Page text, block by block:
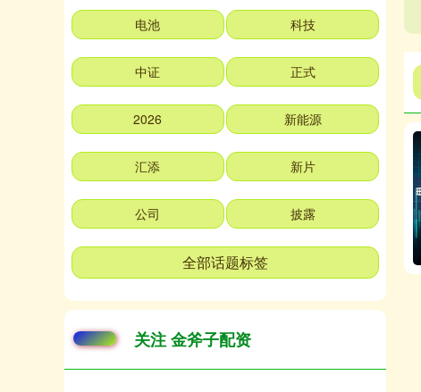
电池 科技
中证 正式
2026 新能源
汇添 新片
公司 披露
全部话题标签
关注 金斧子配资